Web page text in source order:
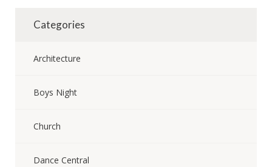
Categories
Architecture
Boys Night
Church
Dance Central